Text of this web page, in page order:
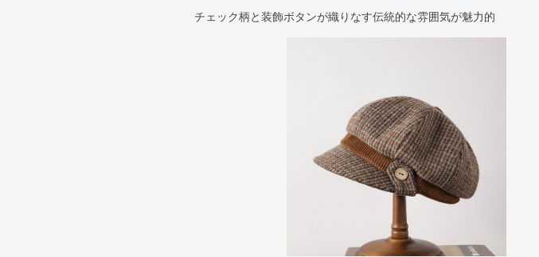
チェック柄と装飾ボタンが織りなす伝統的な雰囲気が魅力的